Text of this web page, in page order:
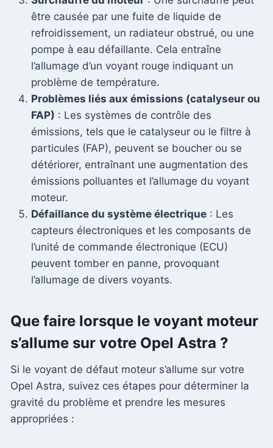
être causée par une fuite de liquide de
refroidissement, un radiateur obstrué, ou une
pompe à eau défaillante. Cela entraîne
l’allumage d’un voyant rouge indiquant un
problème de température.
Problèmes liés aux émissions (catalyseur ou
FAP) : Les systèmes de contrôle des
émissions, tels que le catalyseur ou le filtre à
particules (FAP), peuvent se boucher ou se
détériorer, entraînant une augmentation des
émissions polluantes et l’allumage du voyant
moteur.
Défaillance du système électrique : Les
capteurs électroniques et les composants de
l’unité de commande électronique (ECU)
peuvent tomber en panne, provoquant
l’allumage de divers voyants.
Que faire lorsque le voyant moteur
s’allume sur votre Opel Astra ?
Si le voyant de défaut moteur s’allume sur votre
Opel Astra, suivez ces étapes pour déterminer la
gravité du problème et prendre les mesures
appropriées :